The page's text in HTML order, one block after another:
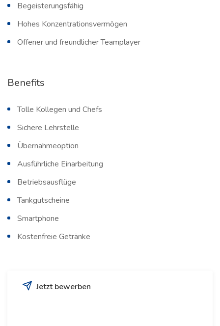
Begeisterungsfähig
Hohes Konzentrationsvermögen
Offener und freundlicher Teamplayer
Benefits
Tolle Kollegen und Chefs
Sichere Lehrstelle
Übernahmeoption
Ausführliche Einarbeitung
Betriebsausflüge
Tankgutscheine
Smartphone
Kostenfreie Getränke
Jetzt bewerben